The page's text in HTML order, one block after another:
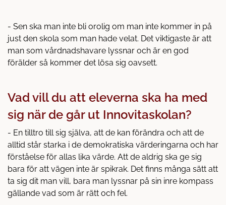
- Sen ska man inte bli orolig om man inte kommer in på
just den skola som man hade velat. Det viktigaste är att
man som vårdnadshavare lyssnar och är en god
förälder så kommer det lösa sig oavsett.
Vad vill du att eleverna ska ha med
sig när de går ut Innovitaskolan?
- En tilltro till sig själva, att de kan förändra och att de
alltid står starka i de demokratiska värderingarna och har
förståelse för allas lika värde. Att de aldrig ska ge sig
bara för att vägen inte är spikrak. Det finns många sätt att
ta sig dit man vill, bara man lyssnar på sin inre kompass
gällande vad som är rätt och fel.